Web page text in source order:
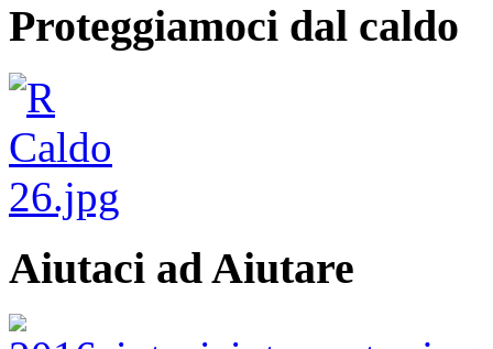
Proteggiamoci dal caldo
Aiutaci ad Aiutare